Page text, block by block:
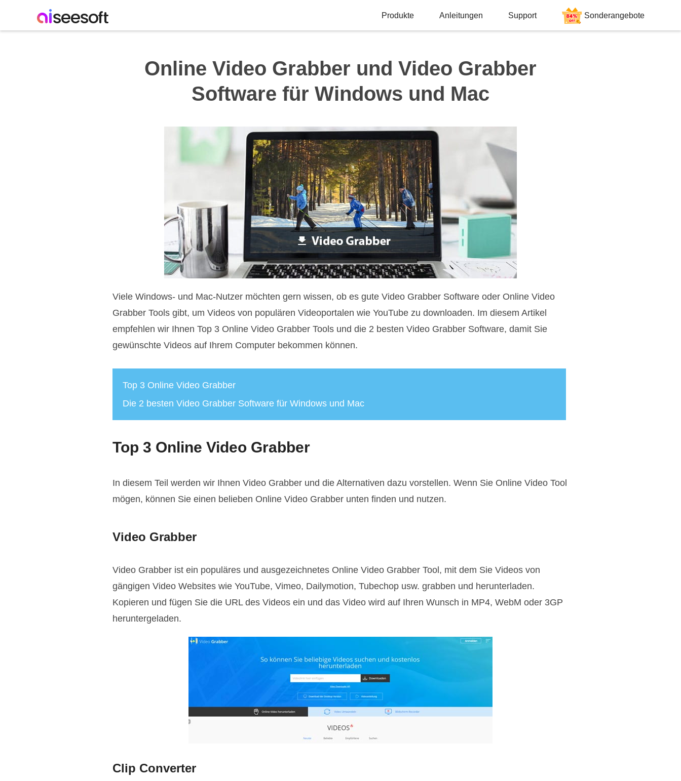
Produkte Anleitungen Support Sonderangebote
Online Video Grabber und Video Grabber
Software für Windows und Mac
Viele Windows- und Mac-Nutzer möchten gern wissen, ob es gute Video Grabber Software oder Online Video
Grabber Tools gibt, um Videos von populären Videoportalen wie YouTube zu downloaden. Im diesem Artikel
empfehlen wir Ihnen Top 3 Online Video Grabber Tools und die 2 besten Video Grabber Software, damit Sie
gewünschte Videos auf Ihrem Computer bekommen können.
Top 3 Online Video Grabber
Die 2 besten Video Grabber Software für Windows und Mac
Top 3 Online Video Grabber
In diesem Teil werden wir Ihnen Video Grabber und die Alternativen dazu vorstellen. Wenn Sie Online Video Tool
mögen, können Sie einen belieben Online Video Grabber unten finden und nutzen.
Video Grabber
Video Grabber ist ein populäres und ausgezeichnetes Online Video Grabber Tool, mit dem Sie Videos von
gängigen Video Websites wie YouTube, Vimeo, Dailymotion, Tubechop usw. grabben und herunterladen.
Kopieren und fügen Sie die URL des Videos ein und das Video wird auf Ihren Wunsch in MP4, WebM oder 3GP
heruntergeladen.
Clip Converter